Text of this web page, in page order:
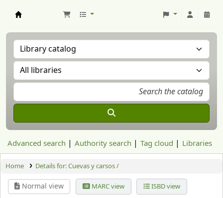
Advanced search Authority search Tag cloud Libraries
Home Details for:Cuevas y carsos /
Normal view MARC view ISBD view